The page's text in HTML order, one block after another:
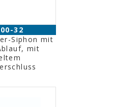
32
Siphon mit
mit